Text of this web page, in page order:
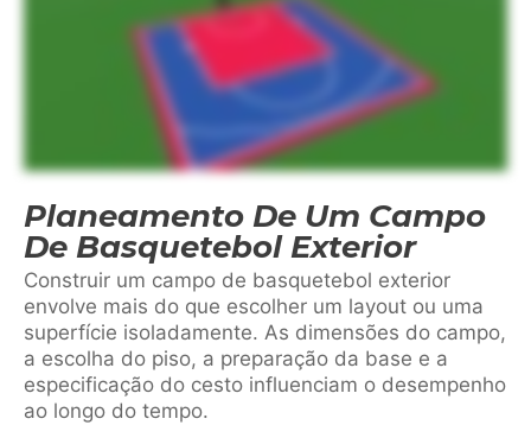
Planeamento De Um Campo
De Basquetebol Exterior
Construir um campo de basquetebol exterior
envolve mais do que escolher um layout ou uma
superfície isoladamente. As dimensões do campo,
a escolha do piso, a preparação da base e a
especificação do cesto influenciam o desempenho
ao longo do tempo.